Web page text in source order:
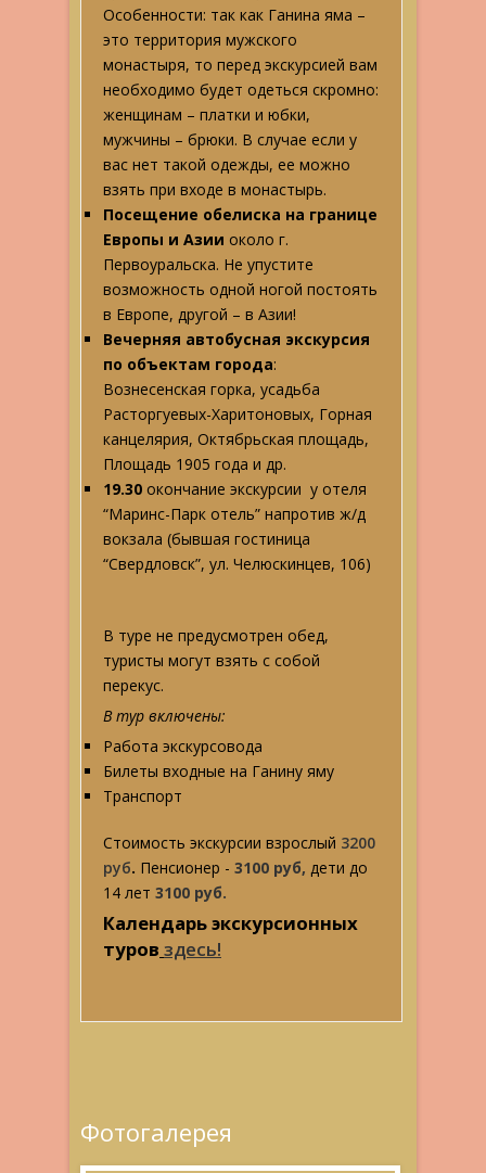
Особенности: так как Ганина яма –
это территория мужского
монастыря, то перед экскурсией вам
необходимо будет одеться скромно:
женщинам – платки и юбки,
мужчины – брюки. В случае если у
вас нет такой одежды, ее можно
взять при входе в монастырь.
Посещение обелиска на границе
Европы и Азии около г.
Первоуральска. Не упустите
возможность одной ногой постоять
в Европе, другой – в Азии!
Вечерняя автобусная экскурсия
по объектам города:
Вознесенская горка, усадьба
Расторгуевых-Харитоновых, Горная
канцелярия, Октябрьская площадь,
Площадь 1905 года и др.
19.30 окончание экскурсии у отеля
“Маринс-Парк отель” напротив ж/д
вокзала (бывшая гостиница
“Свердловск”, ул. Челюскинцев, 106)
В туре не предусмотрен обед,
туристы могут взять с собой
перекус.
В тур включены:
Работа экскурсовода
Билеты входные на Ганину яму
Транспорт
Стоимость экскурсии взрослый 3200
руб. Пенсионер - 3100 руб, дети до
14 лет 3100 руб.
Календарь экскурсионных
туров здесь!
Фотогалерея